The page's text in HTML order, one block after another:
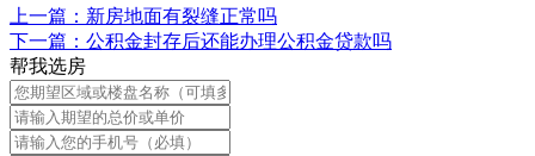
上一篇： 新房地面有裂缝正常吗
下一篇： 公积金封存后还能办理公积金贷款吗
帮我选房